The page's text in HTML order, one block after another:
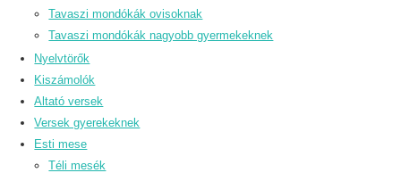
Tavaszi mondókák ovisoknak
Tavaszi mondókák nagyobb gyermekeknek
Nyelvtörők
Kiszámolók
Altató versek
Versek gyerekeknek
Esti mese
Téli mesék